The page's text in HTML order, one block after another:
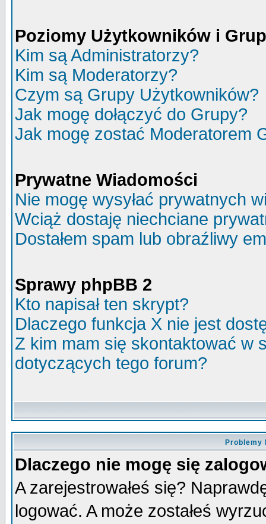
Poziomy Użytkowników i
Kim są Administratorzy?
Kim są Moderatorzy?
Czym są Grupy Użytkowników?
Jak mogę dołączyć do Grupy?
Jak mogę zostać Moderatorem
Prywatne Wiadomości
Nie mogę wysyłać prywatnych
Wciąż dostaję niechciane
Dostałem spam lub obraźliwy
Sprawy phpBB 2
Kto napisał ten skrypt?
Dlaczego funkcja X nie jest
Z kim mam się skontaktować w
dotyczących tego forum?
Problemy
Dlaczego nie mogę się
A zarejestrowałeś się?
logować. A może zostałeś